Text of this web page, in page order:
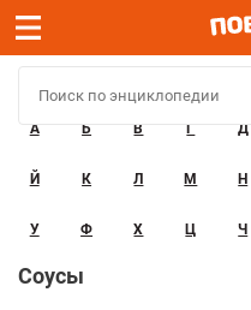
А Б В Г Д
Й К Л М Н
У Ф Х Ц Ч
Соусы